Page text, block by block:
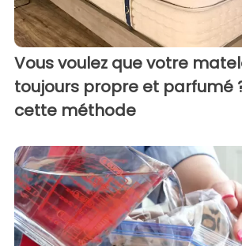
Vous voulez que votre
toujours propre et parfumé
cette méthode